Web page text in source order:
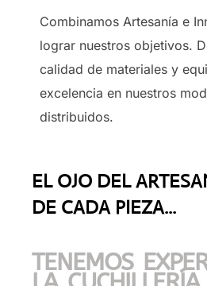
Combinamos Artesanía e
lograr nuestros objetivos.
calidad de materiales y
excelencia en nuestros
distribuidos.
EL OJO DEL
DE CADA PIEZA...
TENEMOS